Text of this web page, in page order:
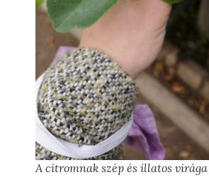
A citromnak szép és illatos